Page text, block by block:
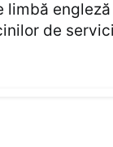
limbă
de